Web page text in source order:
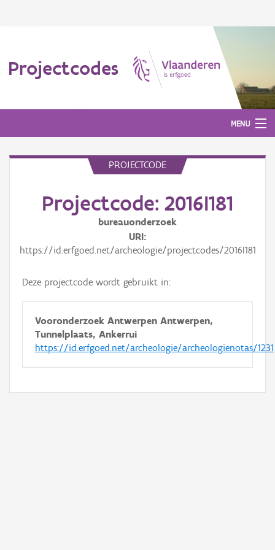
Projectcodes
MENU
PROJECTCODE
Projectcode: 2016I181
bureauonderzoek
URI
https://id.erfgoed.net/archeologie/projectcodes/2016I181
Deze projectcode wordt gebruikt in:
Vooronderzoek Antwerpen Antwerpen,
Tunnelplaats, Ankerrui
https://id.erfgoed.net/archeologie/archeologienotas/1231